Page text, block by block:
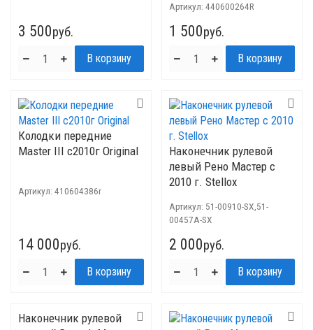
3 500руб.
Артикул: 440600264R
1 500руб.
Колодки передние
Master III c2010г Original
Артикул: 410604386r
14 000руб.
Наконечник рулевой
левый Рено Мастер с
2010 г. Stellox
Артикул: 51-00910-SX,51-
00457A-SX
2 000руб.
Наконечник рулевой